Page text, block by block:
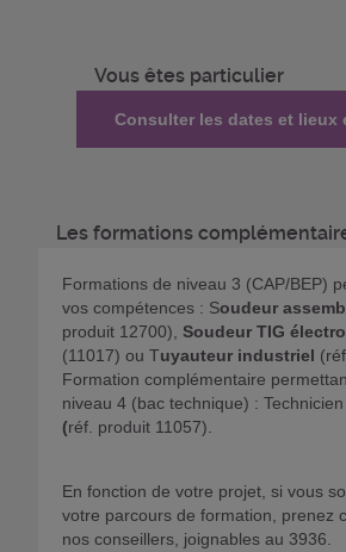
Vous êtes particulier
Consulter les dates et lieux
Les formations
Formations de niveau 3 (CAP/BEP)
vos compétences : Soudeur
produit 12700), Soudeur TIG
(11017) ou Tuyauteur industriel
Formation complémentaire
niveau 4 (bac technique) :
(réf. produit 11057).
En fonction de votre projet, si vous
votre parcours de formation, prenez
nos conseillers, joignables au 3936.